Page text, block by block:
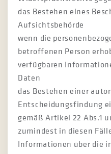
das Bestehen eines
Aufsichtsbehörde
wenn die
betroffenen Person
verfügbaren
Daten
das Bestehen einer
Entscheidungsfindung
gemäß Artikel 22 Abs.1
zumindest in diesen
Informationen über die